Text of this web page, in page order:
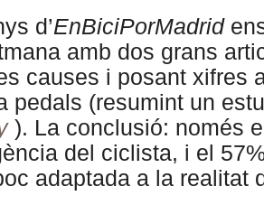
d’EnBiciPorMadrid
amb dos grans
causes i posant xifres
pedals (resumint un
). La conclusió: només
del ciclista, i el
adaptada a la realitat